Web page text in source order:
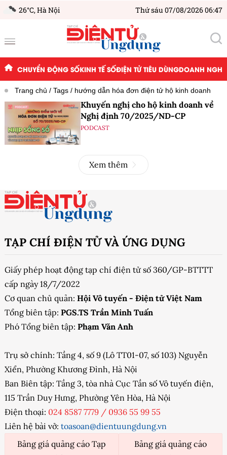
26°C,Hà Nội Thứ sáu 07/08/2026 06:47
CHUYỂN ĐỘNG SỐKINH TẾ SỐĐIỆN TỬ TIÊU DÙNGDOANH
Trang chủ Tags hướng dẫn hóa đơn điện tử hộ kinh doanh
Khuyến nghị cho hộ kinh doanh về
Nghị định 70/2025/ND-CP
PODCAST
Xem thêm
TẠP CHÍ ĐIỆN TỬ VÀ ỨNG DỤNG
Giấy phép hoạt động tạp chí điện tử số 360/GP-BTTTT
cấp ngày 18/7/2022
Cơ quan chủ quản: Hội Vô tuyến - Điện tử Việt Nam
Tổng biên tập: PGS.TS Trần Minh Tuấn
Phó Tổng biên tập: Phạm Văn Anh
Trụ sở chính: Tầng 4, số 9 (Lô TT01-07, số 103) Nguyễn
Xiển, Phường Khương Đình, Hà Nội
Ban Biên tập: Tầng 3, tòa nhà Cục Tần số Vô tuyến điện,
115 Trần Duy Hưng, Phường Yên Hòa, Hà Nội
Điện thoại: 024 8587 7779 / 0936 55 99 55
Liên hệ bài vở: toasoan@dientuungdung.vn
Bảng giá quảng cáo Tạp
Bảng giá quảng cáo